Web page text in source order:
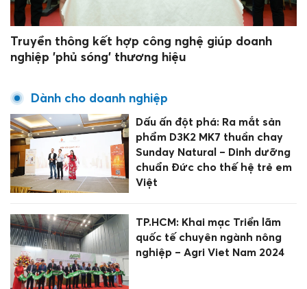
Truyền thông kết hợp công nghệ giúp doanh
nghiệp 'phủ sóng' thương hiệu
Dành cho doanh nghiệp
Dấu ấn đột phá: Ra mắt sản
phẩm D3K2 MK7 thuần chay
Sunday Natural – Dinh dưỡng
chuẩn Đức cho thế hệ trẻ em
Việt
TP.HCM: Khai mạc Triển lãm
quốc tế chuyên ngành nông
nghiệp – Agri Viet Nam 2024